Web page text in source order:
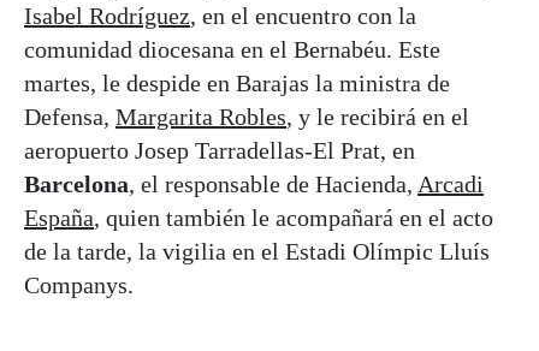
Isabel Rodríguez, en el encuentro con la
comunidad diocesana en el Bernabéu. Este
martes, le despide en Barajas la ministra de
Defensa, Margarita Robles, y le recibirá en el
aeropuerto Josep Tarradellas-El Prat, en
Barcelona, el responsable de Hacienda, Arcadi
España, quien también le acompañará en el acto
de la tarde, la vigilia en el Estadi Olímpic Lluís
Companys.